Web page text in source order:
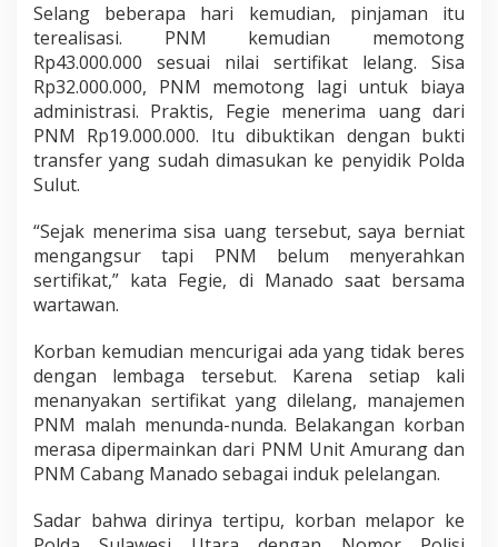
Selang beberapa hari kemudian, pinjaman itu
terealisasi. PNM kemudian memotong
Rp43.000.000 sesuai nilai sertifikat lelang. Sisa
Rp32.000.000, PNM memotong lagi untuk biaya
administrasi. Praktis, Fegie menerima uang dari
PNM Rp19.000.000. Itu dibuktikan dengan bukti
transfer yang sudah dimasukan ke penyidik Polda
Sulut.
“Sejak menerima sisa uang tersebut, saya berniat
mengangsur tapi PNM belum menyerahkan
sertifikat,” kata Fegie, di Manado saat bersama
wartawan.
Korban kemudian mencurigai ada yang tidak beres
dengan lembaga tersebut. Karena setiap kali
menanyakan sertifikat yang dilelang, manajemen
PNM malah menunda-nunda. Belakangan korban
merasa dipermainkan dari PNM Unit Amurang dan
PNM Cabang Manado sebagai induk pelelangan.
Sadar bahwa dirinya tertipu, korban melapor ke